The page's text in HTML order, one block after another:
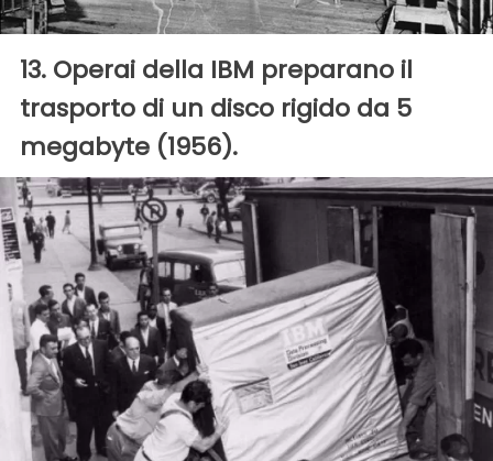
13. Operai della IBM preparano il
trasporto di un disco rigido da 5
megabyte (1956).